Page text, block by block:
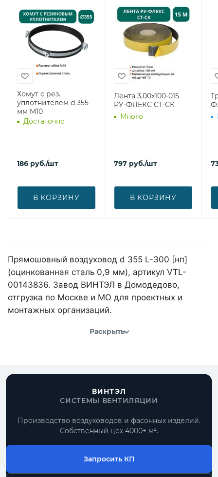
Хомут с рез.
уплотнителем d 355
мм М10
Достаточно
186 руб./шт
В КОРЗИНУ
Лента 3,00х100-015
РУ-ФЛЕКС СТ-СК
Много
797 руб./шт
В КОРЗИНУ
Прямошовный воздуховод d 355 L-300 [нп]
(оцинкованная сталь 0,9 мм), артикул VTL-
00143836. Завод ВИНТЭЛ в Домодедово,
отгрузка по Москве и МО для проектных и
монтажных организаций.
Раскрыть
ВИНТЭЛ
СИСТЕМЫ ВЕНТИЛЯЦИИ
Производство воздуховодов и фасонных изделий.
Собственный цех 4000+ м².
Запросить КП